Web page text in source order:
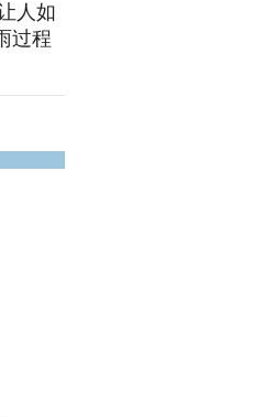
人如
过程